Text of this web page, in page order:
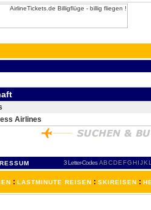
Airlines
3 Letter-Codes ABCDEFGH IJKL
: LASTMINUTE REISEN : SKIREISEN :